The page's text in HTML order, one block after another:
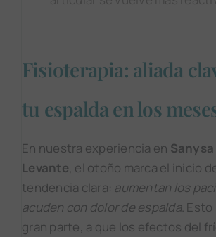
Fisioterapia: aliada
tu espalda en los
En nuestra experiencia en Sanysa
Levante, el otoño marca el inicio
tendencia clara: aumentan los
acuden con dolor de espalda. Esto
gran parte, a que los efectos del